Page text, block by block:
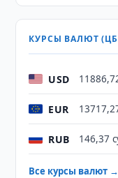
КУРСЫ ВАЛЮТ (ЦБ,
USD
EUR
RUB 146,37
Все курсы валют →